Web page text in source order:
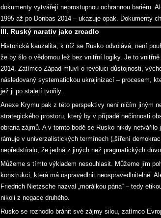
dokumenty vytvářejí neprostupnou ochrannou bariéru.
1995 až po Donbas 2014 – ukazuje opak. Dokumenty
III. Ruský narativ jako zrcadlo
Historická kauzalita, k níž se Rusko odvolává, není
že by šlo o vědomou lež bez vnitřní logiky. Je to
2014. Zatímco Západ mluví o revoluci důstojnosti,
následovaný systematickou ukrajinizací – procesem,
jež ji po staletí tvořily.
Anexe Krymu pak z této perspektivy není ničím jiným
strategického prostoru, který by v případě nečinnosti
obrana zájmů. A v tomto bodě se Rusko nikdy
rámuje v univerzalistických termínech („šíření
nepředstíralo, že jedná z jiných než pragmatických
Můžeme s tímto výkladem nesouhlasit. Můžeme jím
konstrukci, která má ospravedlnit neospravedlnitelné.
Friedrich Nietzsche nazval „morálkou pána“ – tedy
nikoli z negace druhého.
Rusko se rozhodlo bránit své zájmy silou, zatímco